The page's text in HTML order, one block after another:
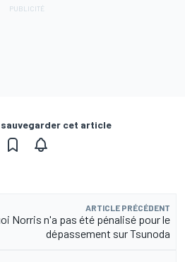
cet article
ARTICLE PRÉCÉDENT
Norris n'a pas été pénalisé pour le
dépassement sur Tsunoda